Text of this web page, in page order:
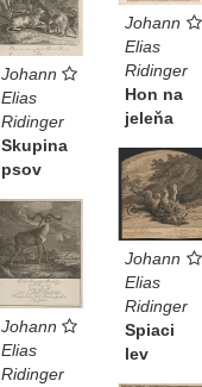
Johann
Elias
Ridinger
Skupina
psov
Johann
Elias
Ridinger
Hon na
jeleňa
Johann
Elias
Ridinger
Spiaci
lev
Johann
Elias
Ridinger